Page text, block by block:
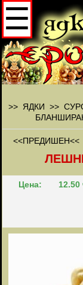
☰
>> ЯДКИ >>
<<ПРЕДИШЕН<<
Цена: 12.50